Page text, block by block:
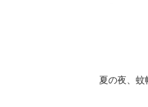
夏の夜、蚊